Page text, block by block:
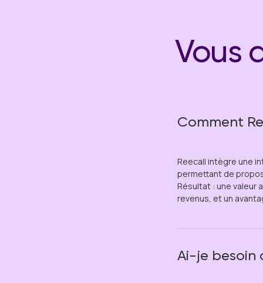
Vous
Comment
Reecall intègre une
permettant de
Résultat : une valeur
revenus, et un
Ai-je besoin